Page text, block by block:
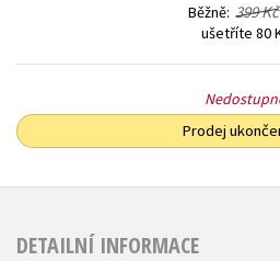
Běžně 399 Kč
ušetříte 80
Prodej
DETAILNÍ INFORMACE